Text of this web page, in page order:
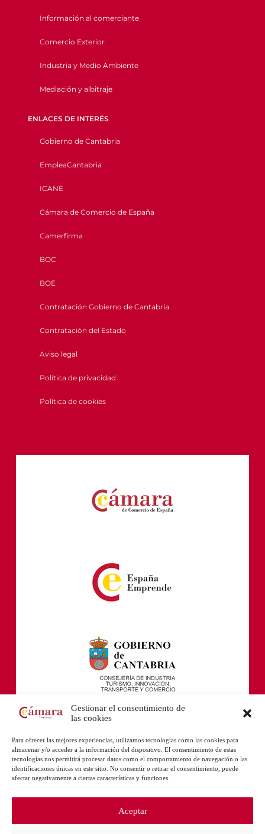
Gestionar el consentimiento de
las cookies
Para ofrecer las mejores experiencias, utilizamos tecnologías como las cookies para
almacenar y/o acceder a la información del dispositivo. El consentimiento de estas
tecnologías nos permitirá procesar datos como el comportamiento de navegación o las
identificaciones únicas en este sitio. No consentir o retirar el consentimiento, puede
afectar negativamente a ciertas características y funciones.
Aceptar
Información al comerciante
Comercio Exterior
Industria y Medio Ambiente
Mediación y albitraje
ENLACES DE INTERÉS
Gobierno de Cantabria
EmpleaCantabria
ICANE
Cámara de Comercio de España
Camerfirma
BOC
BOE
Contratación Gobierno de Cantabria
Contratación del Estado
Aviso legal
Política de privacidad
Política de cookies